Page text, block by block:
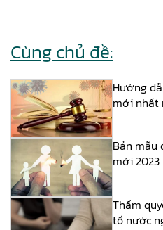
Cùng chủ đề:
Hướng
mới nhất
Bản
mới 2023
Thẩm
tố nước